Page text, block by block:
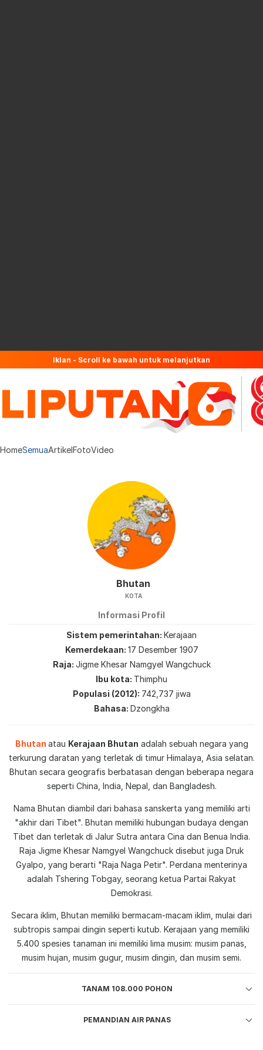
Iklan - Scroll ke bawah untuk melanjutkan
HomeSemuaArtikelFotoVideo
Bhutan
KOTA
Informasi Profil
Sistem pemerintahan Kerajaan
Kemerdekaan 17 Desember 1907
Raja Jigme Khesar Namgyel Wangchuck
Ibu kota Thimphu
Populasi (2012) 742,737 jiwa
Bahasa Dzongkha
Bhutan atau Kerajaan Bhutan adalah sebuah negara yang
terkurung daratan yang terletak di timur Himalaya, Asia selatan.
Bhutan secara geografis berbatasan dengan beberapa negara
seperti China, India, Nepal, dan Bangladesh.
Nama Bhutan diambil dari bahasa sanskerta yang memiliki arti
"akhir dari Tibet". Bhutan memiliki hubungan budaya dengan
Tibet dan terletak di Jalur Sutra antara Cina dan Benua India.
Raja Jigme Khesar Namgyel Wangchuck disebut juga Druk
Gyalpo, yang berarti "Raja Naga Petir". Perdana menterinya
adalah Tshering Tobgay, seorang ketua Partai Rakyat
Demokrasi.
Secara iklim, Bhutan memiliki bermacam-macam iklim, mulai dari
subtropis sampai dingin seperti kutub. Kerajaan yang memiliki
5.400 spesies tanaman ini memiliki lima musim: musim panas,
musim hujan, musim gugur, musim dingin, dan musim semi.
TANAM 108.000 POHON
PEMANDIAN AIR PANAS